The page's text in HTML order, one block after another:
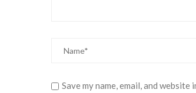
Save my name, email, and